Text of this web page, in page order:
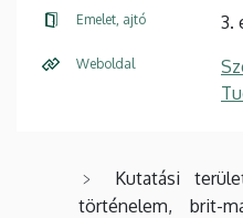
Emelet, ajtó 3.
Weboldal
Kutatási
történelem, brit-